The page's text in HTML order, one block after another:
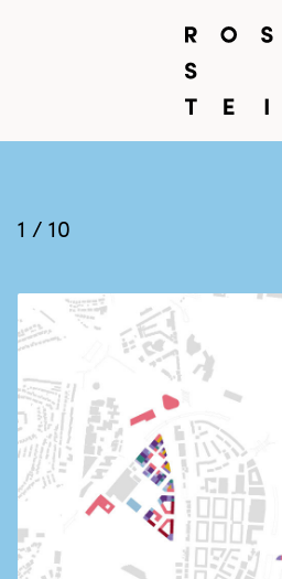
1 / 10